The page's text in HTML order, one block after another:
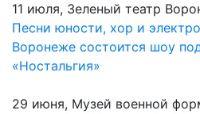
11 июля, Зеленый театр
Песни юности, хор и
Воронеже состоится шоу
«Ностальгия»
29 июня, Музей военной